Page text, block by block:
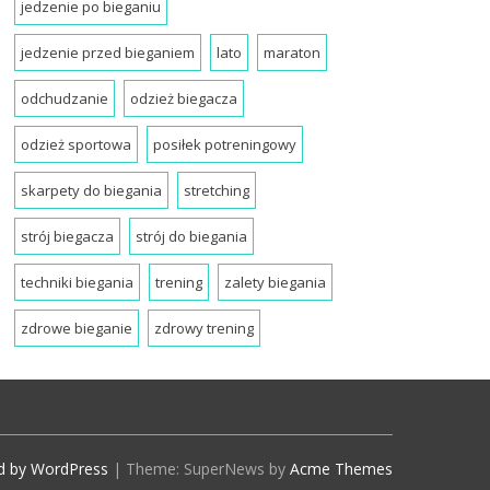
jedzenie po bieganiu
jedzenie przed bieganiem lato maraton
odchudzanie odzież biegacza
odzież sportowa posiłek potreningowy
skarpety do biegania stretching
strój biegacza strój do biegania
techniki biegania trening zalety biegania
zdrowe bieganie zdrowy trening
by WordPress | Theme: SuperNews by Acme Themes